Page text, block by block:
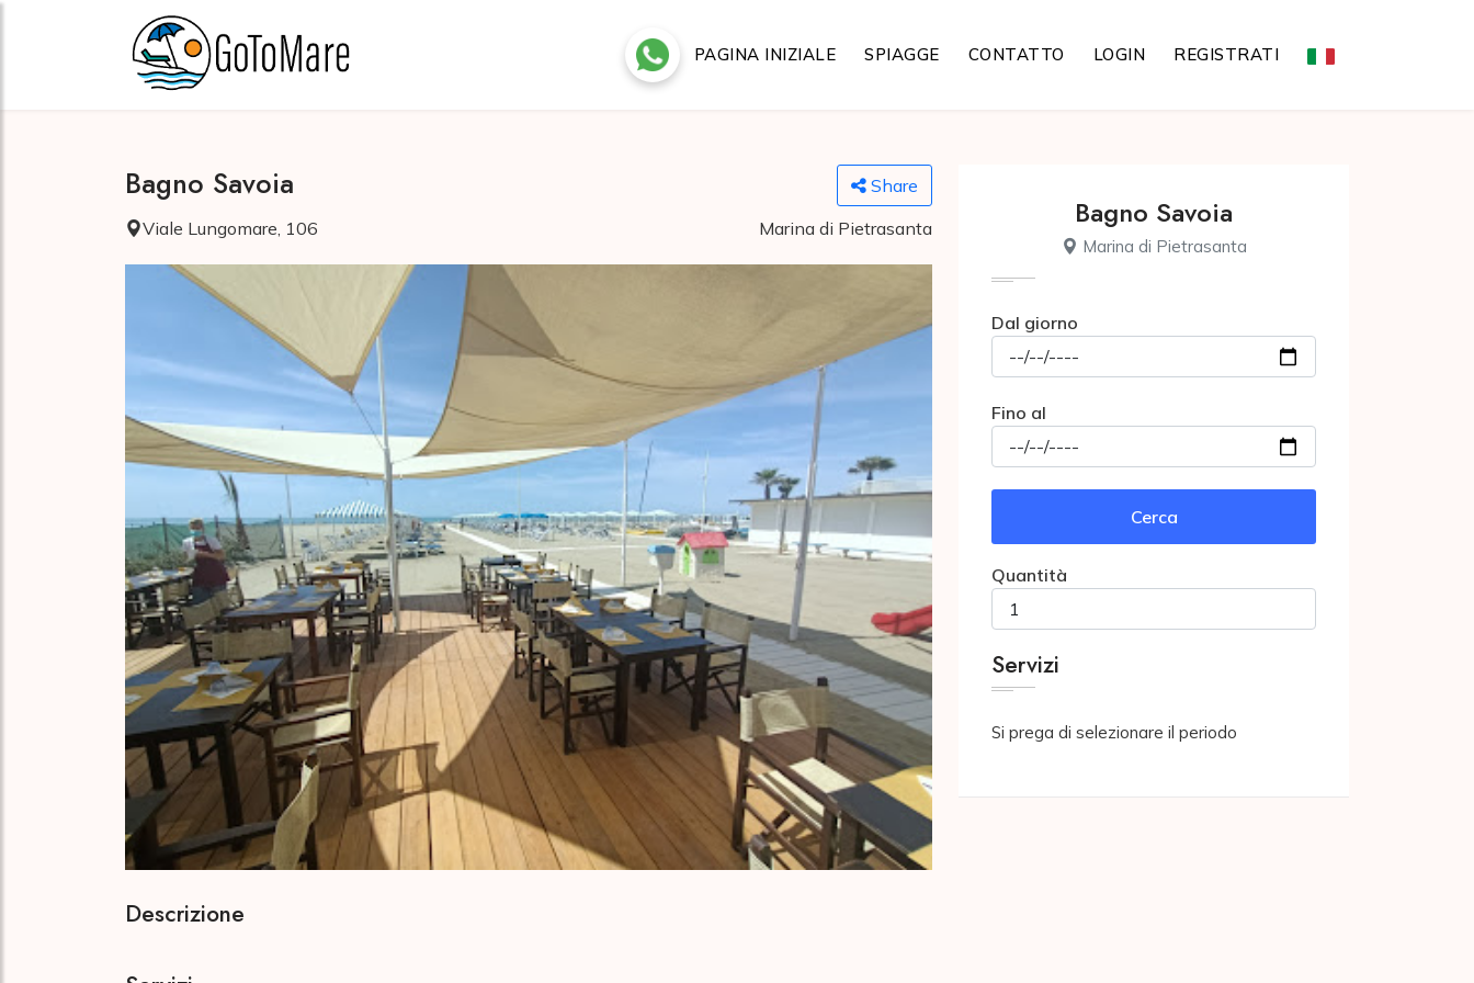
PAGINA INIZIALE SPIAGGE CONTATTO LOGIN REGISTRATI
Bagno Savoia
Share
Viale Lungomare, 106
Marina di Pietrasanta Bagno Savoia
Marina di Pietrasanta
Dal giorno
Fino al
Cerca
Quantità
Servizi
Si prega di selezionare il periodo
Descrizione